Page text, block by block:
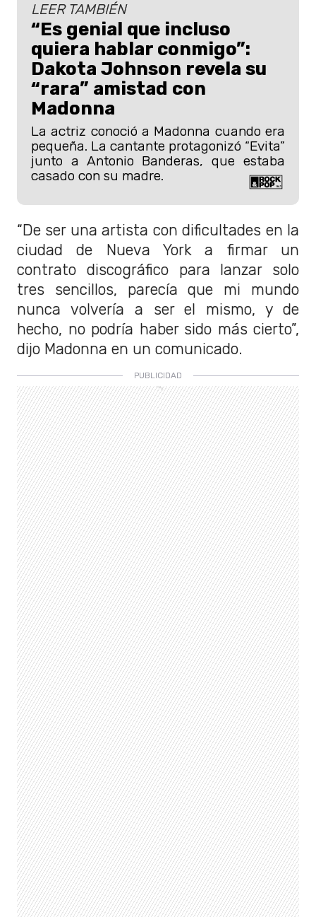
LEER TAMBIÉN
“Es genial que incluso
quiera hablar conmigo”:
Dakota Johnson revela su
“rara” amistad con
Madonna
La actriz conoció a Madonna cuando era
pequeña. La cantante protagonizó “Evita”
junto a Antonio Banderas, que estaba
casado con su madre.
“De ser una artista con dificultades en la
ciudad de Nueva York a firmar un
contrato discográfico para lanzar solo
tres sencillos, parecía que mi mundo
nunca volvería a ser el mismo, y de
hecho, no podría haber sido más cierto”,
dijo Madonna en un comunicado.